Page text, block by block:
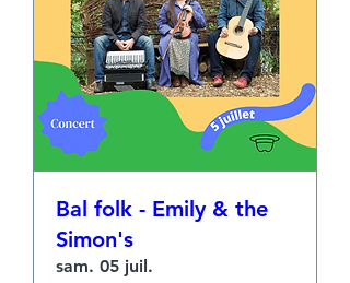
Bal folk - Emily & the
Simon's
sam. 05 juil.